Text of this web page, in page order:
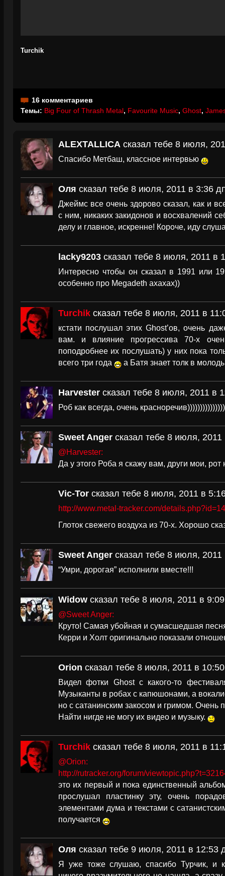
Turchik
16 комментариев
Темы: Big Four of Thrash Metal, Favourite Music, Ghost,
ALEXTALLICA сказал тебе 8 июля,
Спасибо Метбаш, классное интервью
Оля сказал тебе 8 июля, 2011 в 3:36
Джеймс все очень здорово сказал, как и
с ним, никаких закидонов и восхвалений
делу и главное, искренне! Короче, иду
lacky9203 сказал тебе 8 июля, 2011 в
Интересно чтобы он сказал в 1991 или
особенно про Megadeth ахахах))
Turchik сказал тебе 8 июля, 2011 в
кстати послушал этих Ghost’ов, очень
вам. и влияние прогрессива 70-х
поподробнее их послушать) у них пока
всего три года
а Батя знает толк в
Harvester сказал тебе 8 июля, 2011 в
Роб как всегда, очень
Sweet Anger сказал тебе 8 июля, 2011
@Harvester:
Да у этого Роба я скажу вам, други мои, рот
Vic-Tor сказал тебе 8 июля, 2011 в
http://www.metal-tracker.com/
Глоток свежего воздуха из 70-х. Хорошо
Sweet Anger сказал тебе 8 июля, 2011
“Умри, дорогая” исполнили вместе!!!
Widow сказал тебе 8 июля, 2011 в
@Sweet Anger:
Круто! Самая убойная и сумасшедшая
Керри и Холт оригинально показали
Orion сказал тебе 8 июля, 2011 в
Видел фотки Ghost с какого-то
Музыканты в робах с капюшонами, а
но с сатанинским закосом и гримом. Очень
Найти нигде не могу их видео и музыку.
Turchik сказал тебе 8 июля, 2011 в
@Orion:
http://rutracker.org/forum/
это их первый и пока единственный
прослушал пластинку эту, очень
элементами дума и текстами с
получается
Оля сказал тебе 9 июля, 2011 в 12:53
Я уже тоже слушаю, спасибо Турчик, и